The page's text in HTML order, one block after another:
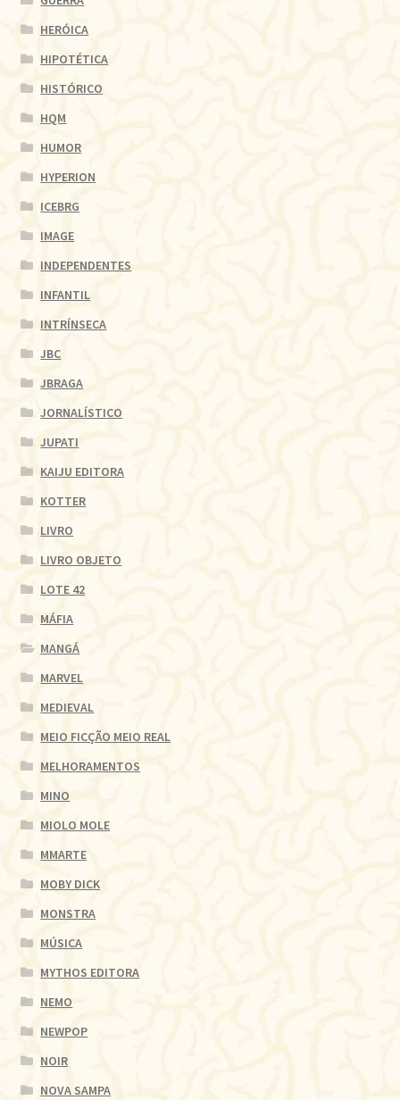
HERÓICA
HIPOTÉTICA
HISTÓRICO
HQM
HUMOR
HYPERION
ICEBRG
IMAGE
INDEPENDENTES
INFANTIL
INTRÍNSECA
JBC
JBRAGA
JORNALÍSTICO
JUPATI
KAIJU EDITORA
KOTTER
LIVRO
LIVRO OBJETO
LOTE 42
MÁFIA
MANGÁ
MARVEL
MEDIEVAL
MEIO FICÇÃO MEIO REAL
MELHORAMENTOS
MINO
MIOLO MOLE
MMARTE
MOBY DICK
MONSTRA
MÚSICA
MYTHOS EDITORA
NEMO
NEWPOP
NOIR
NOVA SAMPA